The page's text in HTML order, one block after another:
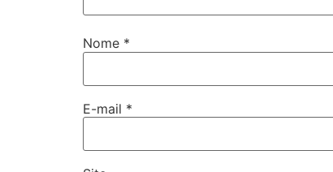
Nome *
E-mail *